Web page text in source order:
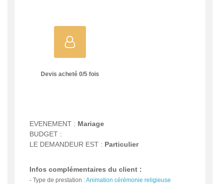
Devis acheté 0/5fois
EVENEMENT : Mariage
BUDGET :
LE DEMANDEUR EST : Particulier
Infos complémentaires du client :
- Type de prestation :Animation cérémonie religieuse